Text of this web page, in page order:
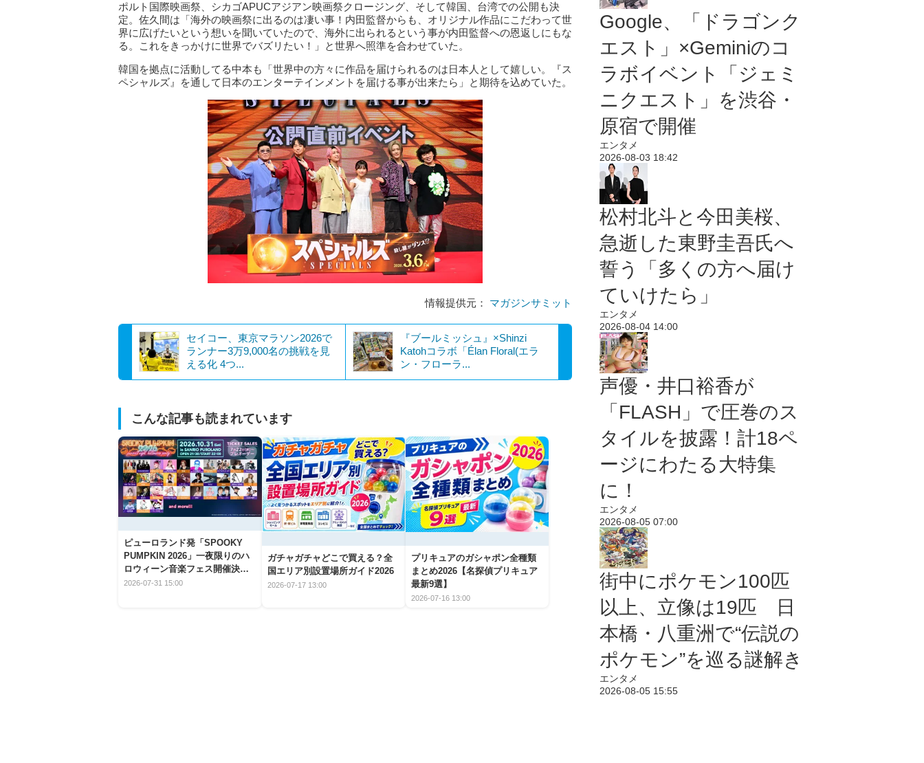
ポルト国際映画祭、シカゴAPUCアジアン映画祭クロージング、そして韓国、台湾での公開も決
定。佐久間は「海外の映画祭に出るのは凄い事！内田監督からも、オリジナル作品にこだわって世
界に広げたいという想いを聞いていたので、海外に出られるという事が内田監督への恩返しにもな
る。これをきっかけに世界でバズリたい！」と世界へ照準を合わせていた。
韓国を拠点に活動してる中本も「世界中の方々に作品を届けられるのは日本人として嬉しい。『ス
ペシャルズ』を通して日本のエンターテインメントを届ける事が出来たら」と期待を込めていた。
情報提供元： マガジンサミット
セイコー、東京マラソン2026で
ランナー3万9,000名の挑戦を見
える化 4つ...
『ブールミッシュ』×Shinzi
Katohコラボ「Élan Floral(エラ
ン・フローラ...
こんな記事も読まれています
ピューロランド発「SPOOKY
PUMPKIN 2026」一夜限りのハ
ロウィーン音楽フェス開催決
定！
2026-07-31 15:00
ガチャガチャどこで買える？全
国エリア別設置場所ガイド2026
2026-07-17 13:00
プリキュアのガシャポン全種類
まとめ2026【名探偵プリキュア
最新9選】
2026-07-16 13:00
Google、「ドラゴンク
エスト」×Geminiのコ
ラボイベント「ジェミ
ニクエスト」を渋谷・
原宿で開催
エンタメ
2026-08-03 18:42
松村北斗と今田美桜、
急逝した東野圭吾氏へ
誓う「多くの方へ届け
ていけたら」
エンタメ
2026-08-04 14:00
声優・井口裕香が
「FLASH」で圧巻のス
タイルを披露！計18ペ
ージにわたる大特集
に！
エンタメ
2026-08-05 07:00
街中にポケモン100匹
以上、立像は19匹 日
本橋・八重洲で“伝説の
ポケモン”を巡る謎解き
エンタメ
2026-08-05 15:55